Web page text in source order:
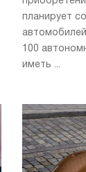
планирует
100
иметь ...